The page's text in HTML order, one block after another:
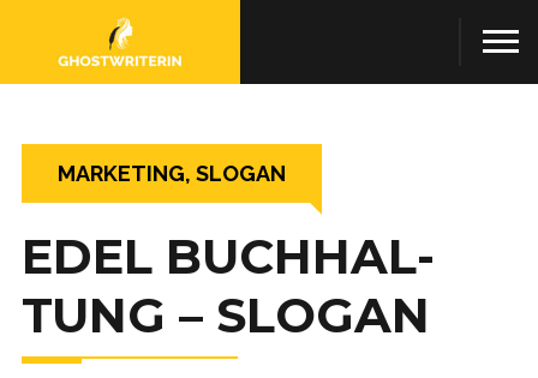
MARKETING, SLOGAN
EDEL BUCH­HAL­
TUNG – SLOGAN